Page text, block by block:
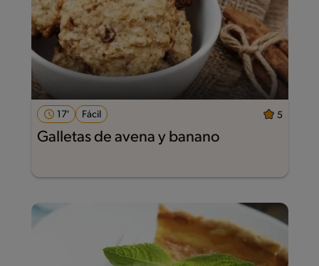
17' Fácil 5
Galletas de avena y banano